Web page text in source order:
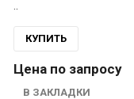
КУПИТЬ
Цена по запросу
В ЗАКЛАДКИ